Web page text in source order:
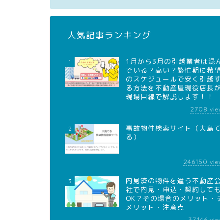
人気記事ランキング
1
1月から3月の引越業者は混
でいる？高い？繁忙期に希望
のスケジュールで安く引越す
る方法を不動産屋現役店長が
現場目線で解説します！！
2708
2
事故物件検索サイト（大島て
る）
246150
3
内見済の物件を違う不動産会
社で内見・申込・契約しても
OK？その場合のメリット・
メリット・注意点